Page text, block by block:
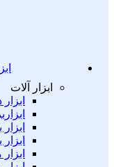
ابزار آلات